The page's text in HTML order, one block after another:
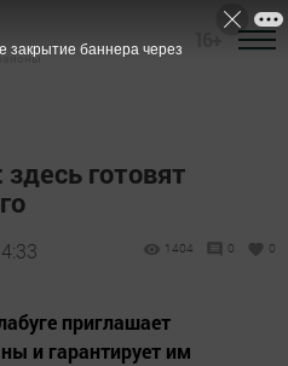
готовят
1404 0 0
приглашает
и гарантирует им
закрытие баннера через